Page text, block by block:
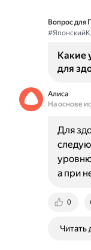
Вопрос для
Какие
для
Алиса
На основе
0
Для
а при
Читать